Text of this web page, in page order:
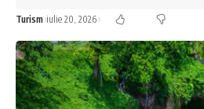
Turism iulie 20, 2026